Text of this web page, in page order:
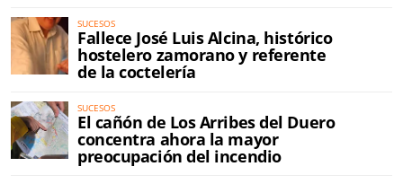
SUCESOS
Fallece José Luis Alcina, histórico
hostelero zamorano y referente
de la coctelería
SUCESOS
El cañón de Los Arribes del Duero
concentra ahora la mayor
preocupación del incendio